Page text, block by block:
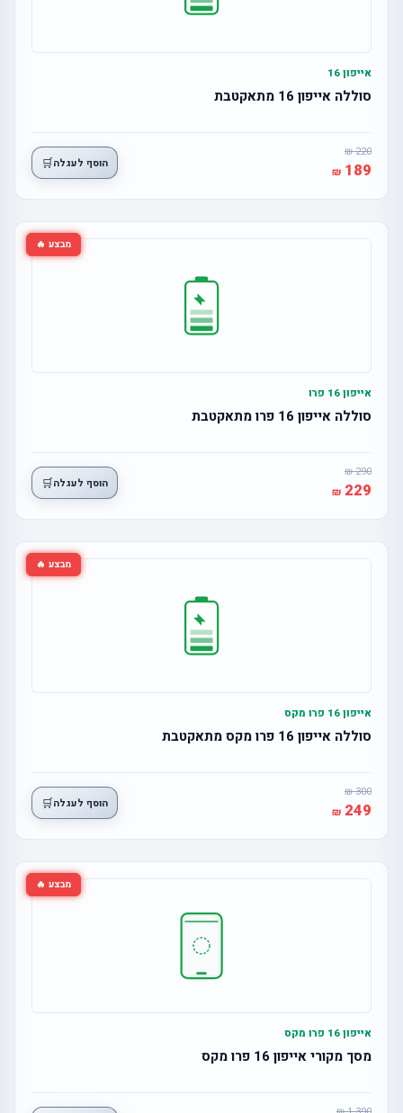
אייפון 16
סוללה אייפון 16 מתאקטבת
220
189 הוסף לעגלה🛒
מבצע 🔥
אייפון 16 פרו
סוללה אייפון 16 פרו מתאקטבת
290
229 הוסף לעגלה🛒
מבצע 🔥
אייפון 16 פרו מקס
סוללה אייפון 16 פרו מקס מתאקטבת
300
249 הוסף לעגלה🛒
מבצע 🔥
אייפון 16 פרו מקס
מסך מקורי אייפון 16 פרו מקס